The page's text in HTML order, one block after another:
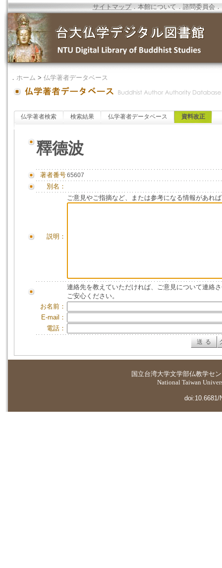
サイトマップ．本館について ．諮問委員会 ．
． ホーム > 仏学著者データベース
仏学著者検索 検索結果 仏学著者データベース 資料改正
釋德波
著者番号65607
別名：
説明：
ご意見やご指摘など、または参考になる情報があれ
連絡先を教えていただければ、ご意見について連絡
ご安心ください。
お名前：
E-mail：
電話：
国立台湾大学文学部仏教学セ
National Taiwan
doi:10.6681/